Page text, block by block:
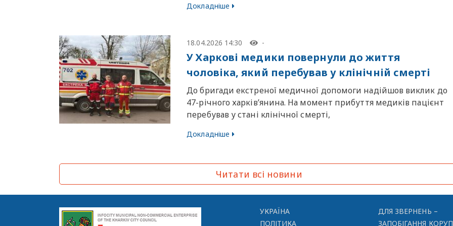
Докладніше
18.04.2026 14:30 -
У Харкові медики повернули до життя
чоловіка, який перебував у клінічній смерті
До бригади екстреної медичної допомоги надійшов виклик до
47-річного харків’янина. На момент прибуття медиків пацієнт
перебував у стані клінічної смерті,
Докладніше
Читати всі новини
УКРАЇНА
ПОЛІТИКА
ДЛЯ ЗВЕРНЕНЬ –
ЗАПОБІГАННЯ